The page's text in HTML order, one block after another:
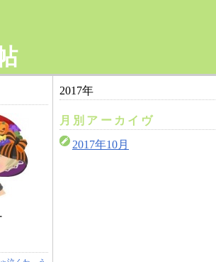
2017年
月別アーカイヴ
2017年10月